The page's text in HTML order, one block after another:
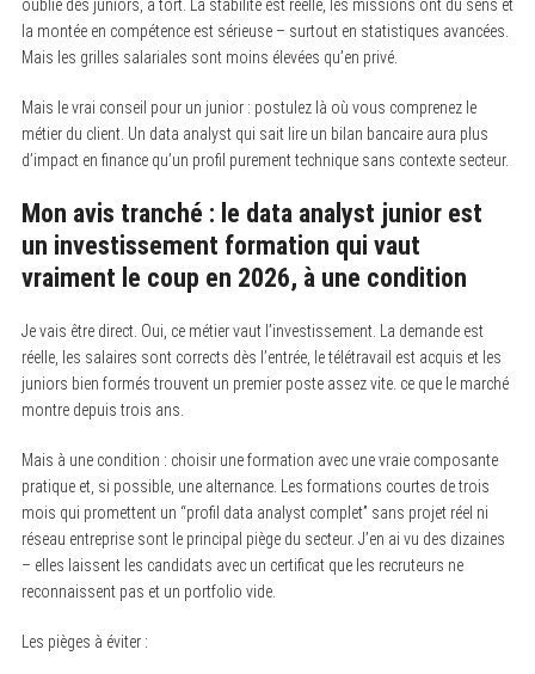
oublié des juniors, à tort. La stabilité est réelle, les missions ont du sens et
la montée en compétence est sérieuse – surtout en statistiques avancées.
Mais les grilles salariales sont moins élevées qu’en privé.
Mais le vrai conseil pour un junior : postulez là où vous comprenez le
métier du client. Un data analyst qui sait lire un bilan bancaire aura plus
d’impact en finance qu’un profil purement technique sans contexte secteur.
Mon avis tranché : le data analyst junior est
un investissement formation qui vaut
vraiment le coup en 2026, à une condition
Je vais être direct. Oui, ce métier vaut l’investissement. La demande est
réelle, les salaires sont corrects dès l’entrée, le télétravail est acquis et les
juniors bien formés trouvent un premier poste assez vite. ce que le marché
montre depuis trois ans.
Mais à une condition : choisir une formation avec une vraie composante
pratique et, si possible, une alternance. Les formations courtes de trois
mois qui promettent un “profil data analyst complet” sans projet réel ni
réseau entreprise sont le principal piège du secteur. J’en ai vu des dizaines
– elles laissent les candidats avec un certificat que les recruteurs ne
reconnaissent pas et un portfolio vide.
Les pièges à éviter :